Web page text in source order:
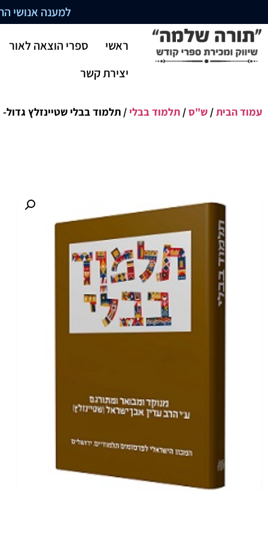
למענה אנושי התקשרו
ראשי
ספרי הוצאה לאור
יצירת קשר
עמוד הבית/ ש"ס/ תלמוד בבלי / תלמוד בבלי שטיינזלץ